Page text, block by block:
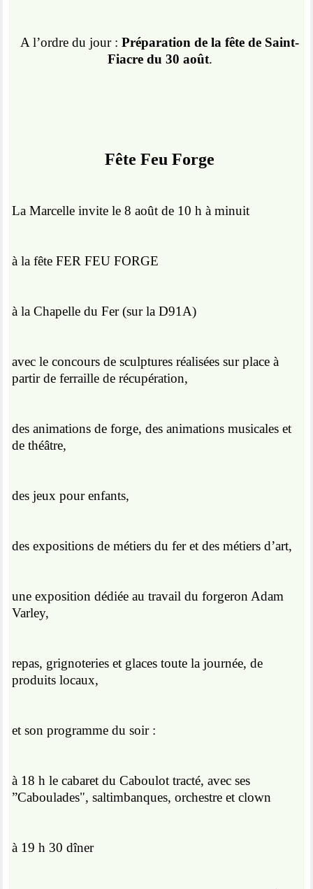
A l’ordre du jour :Préparation de la fête de Saint-
Fiacre du 30 août.
Fête Feu Forge
La Marcelle invite le 8 août de 10 h à minuit
à la fête FER FEU FORGE
à la Chapelle du Fer (sur la D91A)
avec le concours de sculptures réalisées sur place à
partir de ferraille de récupération,
des animations de forge, des animations musicales et
de théâtre,
des jeux pour enfants,
des expositions de métiers du fer et des métiers d’art,
une exposition dédiée au travail du forgeron Adam
Varley,
repas, grignoteries et glaces toute la journée, de
produits locaux,
et son programme du soir :
à 18 h le cabaret du Caboulot tracté, avec ses
”Caboulades", saltimbanques, orchestre et clown
à 19 h 30 dîner